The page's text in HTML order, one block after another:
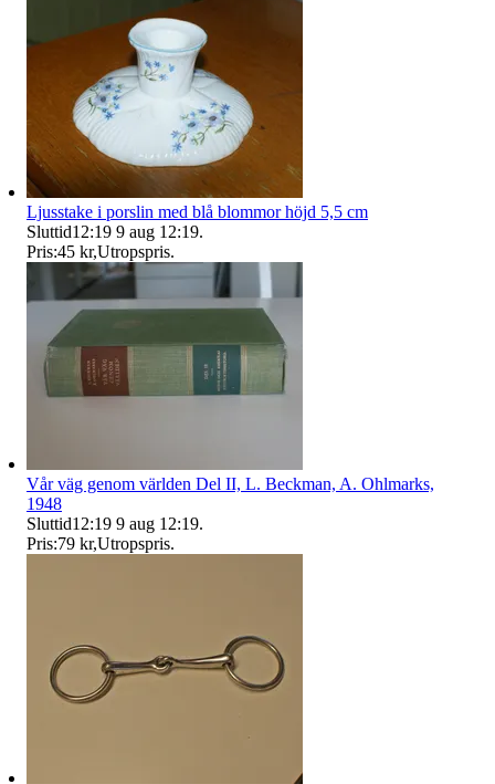
Ljusstake i porslin med blå blommor höjd 5,5 cm
Sluttid12:19 9 aug 12:19.
Pris:45 kr,Utropspris.
Vår väg genom världen Del II, L. Beckman, A. Ohlmarks,
1948
Sluttid12:19 9 aug 12:19.
Pris:79 kr,Utropspris.